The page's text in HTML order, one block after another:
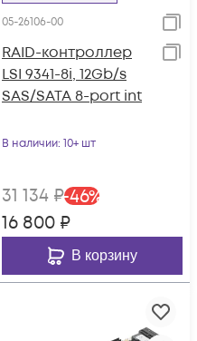
05-26106-00
RAID-контроллер
LSI 9341-8i, 12Gb/s
SAS/SATA 8-port int
В наличии: 10+ шт
31 134 ₽-46%
16 800 ₽
В корзину